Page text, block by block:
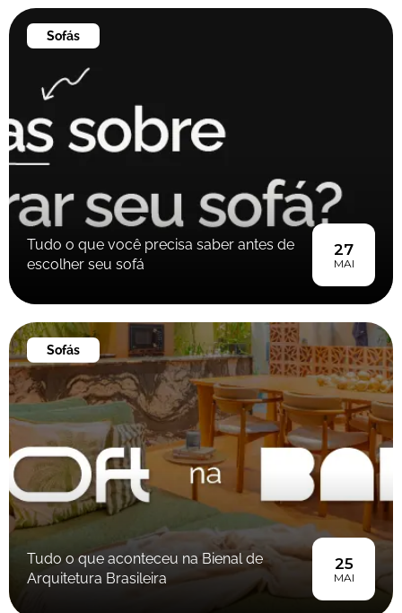
Sofás
Tudo o que você precisa saber antes de
escolher seu sofá
27
MAI
Sofás
Tudo o que aconteceu na Bienal de
Arquitetura Brasileira
25
MAI